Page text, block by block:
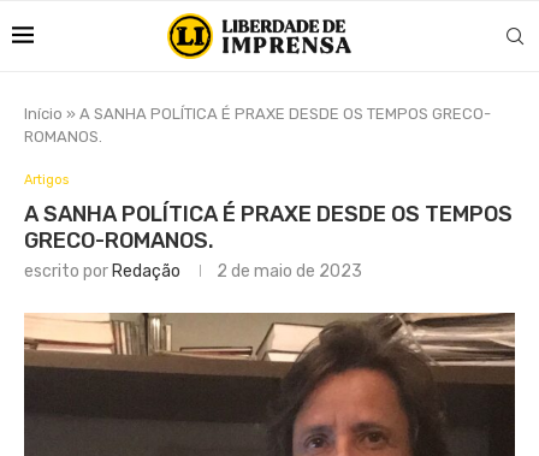
Início » A SANHA POLÍTICA É PRAXE DESDE OS TEMPOS GRECO-
ROMANOS.
Artigos
A SANHA POLÍTICA É PRAXE DESDE OS TEMPOS
GRECO-ROMANOS.
escrito por Redação 2 de maio de 2023